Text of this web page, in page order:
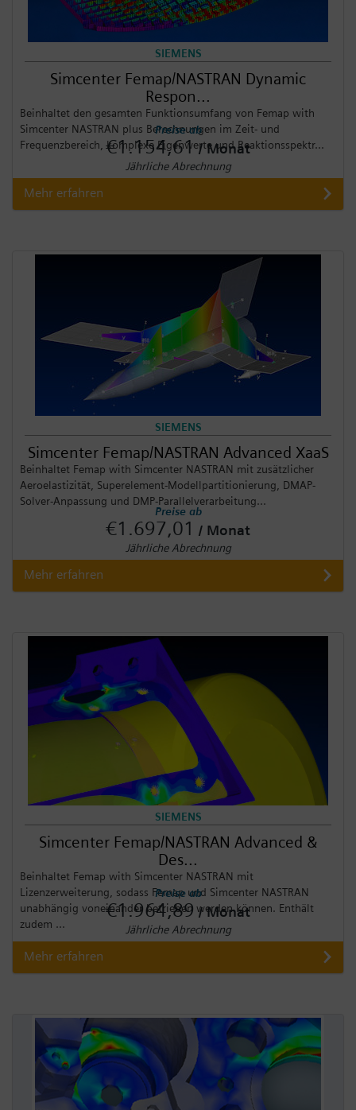
SIEMENS
Simcenter Femap/NASTRAN Dynamic
Respon...
Beinhaltet den gesamten Funktionsumfang von Femap with
Simcenter NASTRAN plus Berechnungen im Zeit- und
Frequenzbereich, komplexe Eigenwerte und Reaktionsspektr...
Preise ab
€1.154,61/ Monat
Jährliche Abrechnung
Mehr erfahren
SIEMENS
Simcenter Femap/NASTRAN Advanced XaaS
Beinhaltet Femap with Simcenter NASTRAN mit zusätzlicher
Aeroelastizität, Superelement-Modellpartitionierung, DMAP-
Solver-Anpassung und DMP-Parallelverarbeitung...
Preise ab
€1.697,01 / Monat
Jährliche Abrechnung
Mehr erfahren
SIEMENS
Simcenter Femap/NASTRAN Advanced &
Des...
Beinhaltet Femap with Simcenter NASTRAN mit
Lizenzerweiterung, sodass Femap und Simcenter NASTRAN
unabhängig voneinander betrieben werden können. Enthält
zudem ...
Preise ab
€1.964,89/ Monat
Jährliche Abrechnung
Mehr erfahren